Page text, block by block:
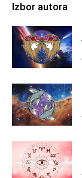
Izbor autora